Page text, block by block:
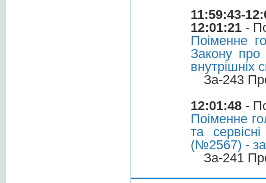
11:59:43-
12:01:21 -
Поіменне
Закону про
внутрішніх
За-243
12:01:48 -
Поіменне
та
(№2567) -
За-241